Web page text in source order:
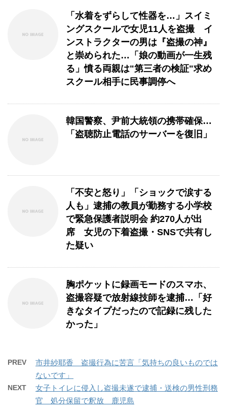
「水着をずらして性器を…」スイミ
ングスクールで女児11人を盗撮 イ
ンストラクターの男は『盗撮の神』
と崇められた…「娘の動画が一生残
る」憤る両親は"第三者の検証"求め
スクール相手に民事調停へ
韓国警察、尹前大統領の携帯確保…
「盗聴防止電話のサーバーを復旧」
「不安と怒り」「ショックで涙する
人も」逮捕の教員が勤務する小学校
で緊急保護者説明会 約270人が出
席 女児の下着盗撮・SNSで共有し
た疑い
胸ポケットに録画モードのスマホ、
盗撮容疑で放射線技師を逮捕…「好
きなタイプだったので記録に残した
かった」
PREV
市井紗耶香 盗撮行為に苦言「気持ちの良いものでは
ないです」
NEXT
女子トイレに侵入し盗撮未遂で逮捕・送検の男性刑務
官 処分保留で釈放 鹿児島